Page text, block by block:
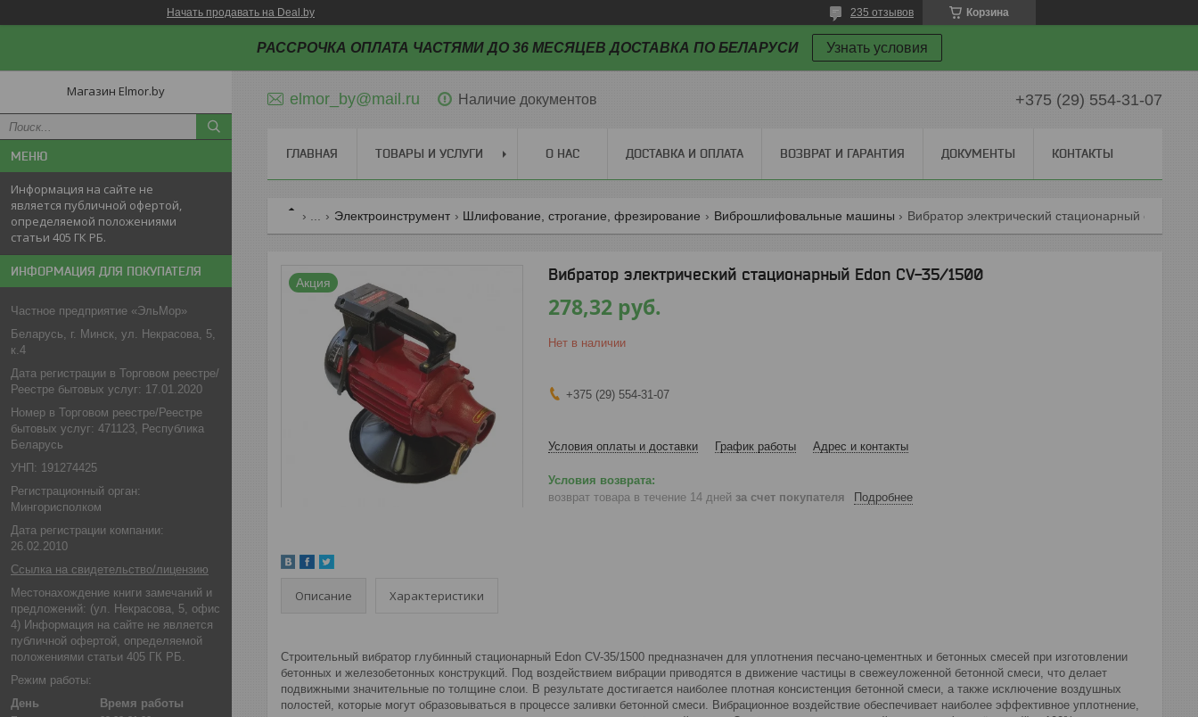
Начать продавать на Deal.by Корзина
235 отзывов
РАССРОЧКА ОПЛАТА ЧАСТЯМИ ДО 36 МЕСЯЦЕВ ДОСТАВКА ПО БЕЛАРУСИ Узнать условия
Магазин Elmor.by
Информация на сайте не
является публичной офертой,
определяемой положениями
статьи 405 ГК РБ.
ИНФОРМАЦИЯ ДЛЯ ПОКУПАТЕЛЯ
Частное предприятие «ЭльМор»
Беларусь, г. Минск, ул. Некрасова, 5,
к.4
Дата регистрации в Торговом реестре/
Реестре бытовых услуг: 17.01.2020
Номер в Торговом реестре/Реестре
бытовых услуг: 471123, Республика
Беларусь
УНП: 191274425
Регистрационный орган:
Мингорисполком
Дата регистрации компании:
26.02.2010
Ссылка на свидетельство/лицензию
Местонахождение книги замечаний и
предложений: (ул. Некрасова, 5, офис
4) Информация на сайте не является
публичной офертой, определяемой
положениями статьи 405 ГК РБ.
Режим работы:
День
Время работы
elmor_by@mail.ru Наличие документов +375 (29) 554-31-07
ГЛАВНАЯ ТОВАРЫ И УСЛУГИ О НАС ДОСТАВКА И ОПЛАТА ВОЗВРАТ И ГАРАНТИЯ ДОКУМЕНТЫ КОНТАКТЫ
Электроинструмент Шлифование, строгание, фрезирование Виброшлифовальные машины
Акция Вибратор электрический стационарный Edon CV-35/1500
278,32 руб.
Нет в наличии
+375 (29) 554-31-07
Условия оплаты и доставки График работы Адрес и контакты
возврат товара в течение 14 дней за счет покупателя Подробнее
Описание Характеристики
Строительный вибратор глубинный стационарный Edon CV-35/1500 предназначен для уплотнения песчано-цементных и бетонных смесей при изготовлении
бетонных и железобетонных конструкций. Под воздействием вибрации приводятся в движение частицы в свежеуложенной бетонной смеси, что делает
подвижными значительные по толщине слои. В результате достигается наиболее плотная консистенция бетонной смеси, а также исключение воздушных
полостей, которые могут образовываться в процессе заливки бетонной смеси. Вибрационное воздействие обеспечивает наиболее эффективное уплотнение,